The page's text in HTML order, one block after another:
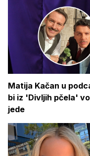
Matija Kačan u
bi iz 'Divljih pčela'
jede